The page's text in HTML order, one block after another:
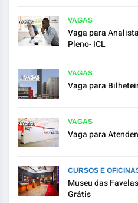
VAGAS
Vaga para
Pleno- ICL
VAGAS
Vaga para
VAGAS
Vaga para
CURSOS E
Museu das
Grátis